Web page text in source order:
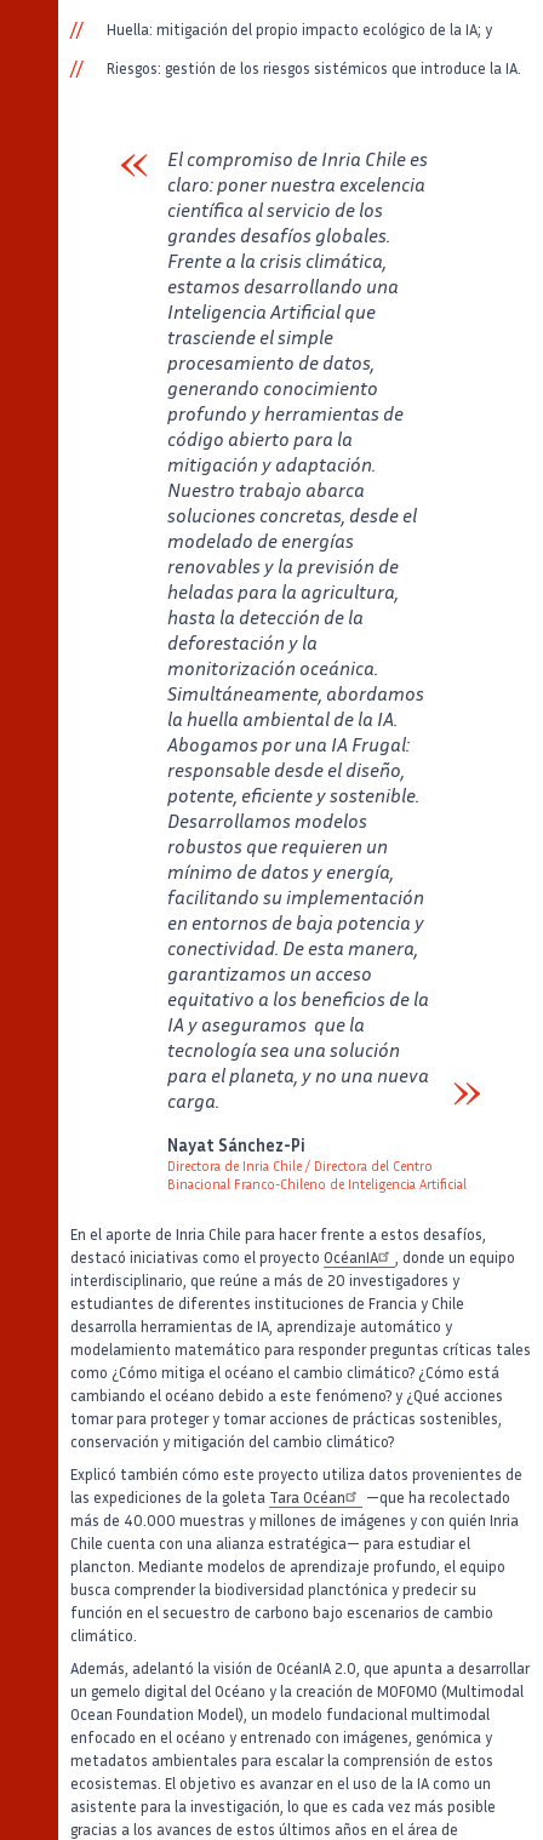
Huella: mitigación del propio impacto ecológico de la IA; y
Riesgos: gestión de los riesgos sistémicos que introduce la IA.
El compromiso de Inria Chile es
claro: poner nuestra excelencia
científica al servicio de los
grandes desafíos globales.
Frente a la crisis climática,
estamos desarrollando una
Inteligencia Artificial que
trasciende el simple
procesamiento de datos,
generando conocimiento
profundo y herramientas de
código abierto para la
mitigación y adaptación.
Nuestro trabajo abarca
soluciones concretas, desde el
modelado de energías
renovables y la previsión de
heladas para la agricultura,
hasta la detección de la
deforestación y la
monitorización oceánica.
Simultáneamente, abordamos
la huella ambiental de la IA.
Abogamos por una IA Frugal:
responsable desde el diseño,
potente, eficiente y sostenible.
Desarrollamos modelos
robustos que requieren un
mínimo de datos y energía,
facilitando su implementación
en entornos de baja potencia y
conectividad. De esta manera,
garantizamos un acceso
equitativo a los beneficios de la
IA y aseguramos que la
tecnología sea una solución
para el planeta, y no una nueva
carga.
Nayat Sánchez-Pi
Directora de Inria Chile / Directora del Centro
Binacional Franco-Chileno de Inteligencia Artificial
En el aporte de Inria Chile para hacer frente a estos desafíos,
destacó iniciativas como el proyecto OcéanIA
, donde un equipo
interdisciplinario, que reúne a más de 20 investigadores y
estudiantes de diferentes instituciones de Francia y Chile
desarrolla herramientas de IA, aprendizaje automático y
modelamiento matemático para responder preguntas críticas tales
como ¿Cómo mitiga el océano el cambio climático? ¿Cómo está
cambiando el océano debido a este fenómeno? y ¿Qué acciones
tomar para proteger y tomar acciones de prácticas sostenibles,
conservación y mitigación del cambio climático?
Explicó también cómo este proyecto utiliza datos provenientes de
las expediciones de la goleta Tara Océan
—que ha recolectado
más de 40.000 muestras y millones de imágenes y con quién Inria
Chile cuenta con una alianza estratégica— para estudiar el
plancton. Mediante modelos de aprendizaje profundo, el equipo
busca comprender la biodiversidad planctónica y predecir su
función en el secuestro de carbono bajo escenarios de cambio
climático.
Además, adelantó la visión de OcéanIA 2.0, que apunta a desarrollar
un gemelo digital del Océano y la creación de MOFOMO (Multimodal
Ocean Foundation Model), un modelo fundacional multimodal
enfocado en el océano y entrenado con imágenes, genómica y
metadatos ambientales para escalar la comprensión de estos
ecosistemas. El objetivo es avanzar en el uso de la IA como un
asistente para la investigación, lo que es cada vez más posible
gracias a los avances de estos últimos años en el área de